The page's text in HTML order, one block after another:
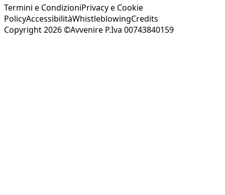
Termini e CondizioniPrivacy e Cookie
PolicyAccessibilitàWhistleblowingCredits
Copyright 2026 ©Avvenire P.Iva 00743840159